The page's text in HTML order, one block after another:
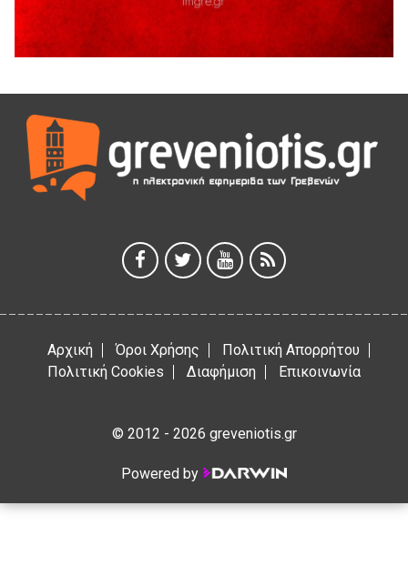
5 Αυγούστου 2026
Ο ΑΝΔΡΕΑΣ ΑΣΛΑΝΙΔΗΣ ΣΥΝΕΧΙΖΕΙ ΣΤΟΝ ΠΡΩΤΕΑ
ΓΡΕΒΕΝΩΝ
Ευχαριστήριο Εκπολιτιστικού Συλλόγου Ταξιάρχη προς κ.
Παρασχάκη Αθανάσιο
5 Αυγούστου 2026
Διακοπή υδροδότησης του Α΄ κλάδου ύδρευσης
5 Αυγούστου 2026
5 Αυγούστου 2026
Αρχική Όροι Χρήσης
Πολιτική Απορρήτου
Πολιτική Cookies
Διαφήμιση Επικοινωνία
© 2012 - 2026 greveniotis.gr
Powered by